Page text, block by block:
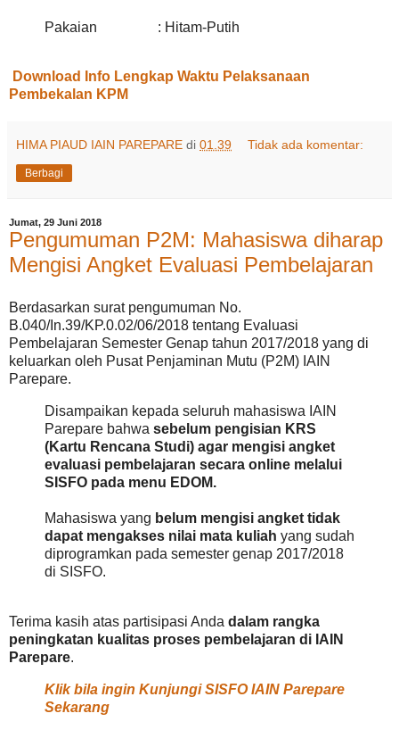
Pakaian : Hitam-Putih
Download Info Lengkap Waktu Pelaksanaan
Pembekalan KPM
HIMA PIAUD IAIN PAREPARE di 01.39 Tidak ada komentar:
Berbagi
Jumat, 29 Juni 2018
Pengumuman P2M: Mahasiswa diharap
Mengisi Angket Evaluasi Pembelajaran
Berdasarkan surat pengumuman No.
B.040/In.39/KP.0.02/06/2018 tentang Evaluasi
Pembelajaran Semester Genap tahun 2017/2018 yang di
keluarkan oleh Pusat Penjaminan Mutu (P2M) IAIN
Parepare.
Disampaikan kepada seluruh mahasiswa IAIN
Parepare bahwa sebelum pengisian KRS
(Kartu Rencana Studi) agar mengisi angket
evaluasi pembelajaran secara online melalui
SISFO pada menu EDOM.
Mahasiswa yang belum mengisi angket tidak
dapat mengakses nilai mata kuliah yang sudah
diprogramkan pada semester genap 2017/2018
di SISFO.
Terima kasih atas partisipasi Anda dalam rangka
peningkatan kualitas proses pembelajaran di IAIN
Parepare.
Klik bila ingin Kunjungi SISFO IAIN Parepare
Sekarang